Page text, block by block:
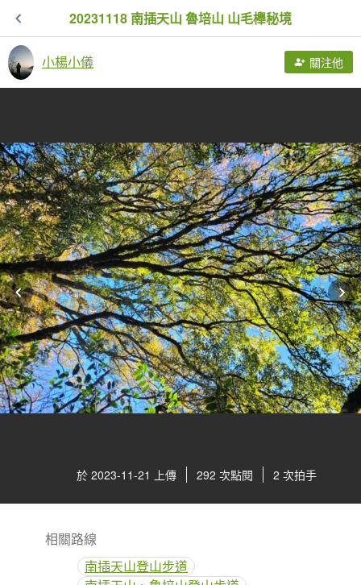
20231118 南插天山 魯培山 山毛櫸秘境
小楊小儀 關注他
於 2023-11-21 上傳 292 次點閱 2 次拍手
相關路線
南插天山登山步道